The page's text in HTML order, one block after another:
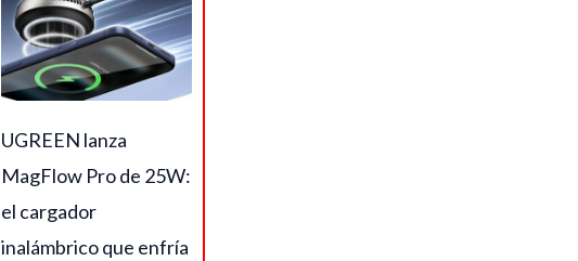
UGREEN lanza
MagFlow Pro de 25W:
el cargador
inalámbrico que enfría